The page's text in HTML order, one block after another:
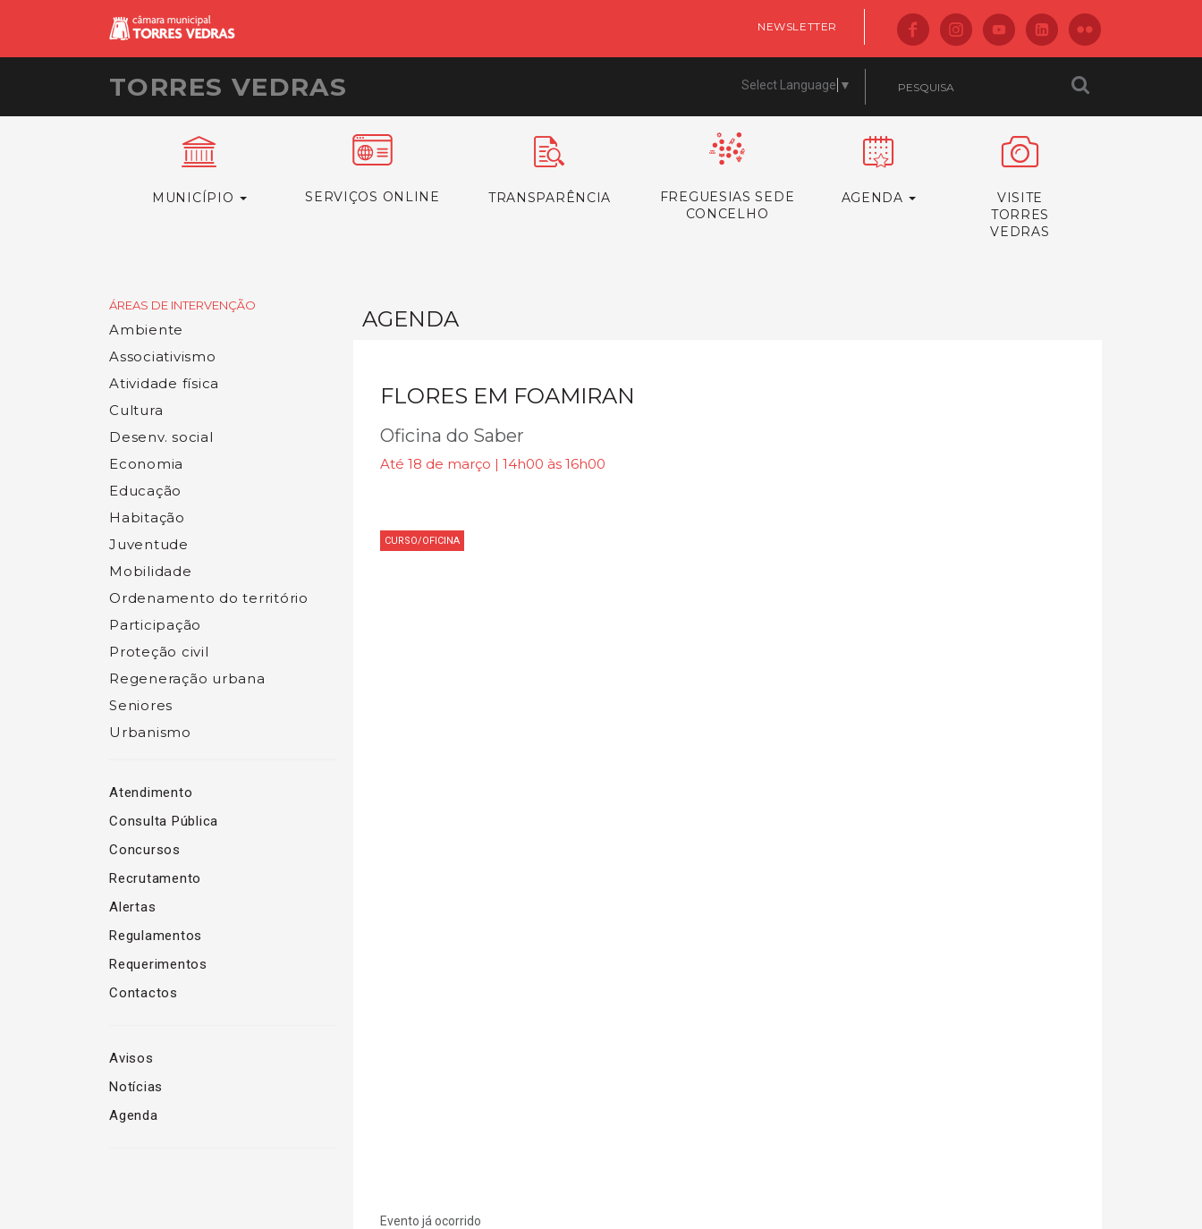
NEWSLETTER
TORRES VEDRAS Select Language ▼
MUNICÍPIO SERVIÇOS ONLINE TRANSPARÊNCIA
FREGUESIAS SEDE
CONCELHO
AGENDA
VISITE
TORRES
VEDRAS
ÁREAS DE INTERVENÇÃO
Ambiente
Associativismo
Atividade física
Cultura
Desenv. social
Economia
Educação
Habitação
Juventude
Mobilidade
Ordenamento do território
Participação
Proteção civil
Regeneração urbana
Seniores
Urbanismo
Atendimento
Consulta Pública
Concursos
Recrutamento
Alertas
Regulamentos
Requerimentos
Contactos
Avisos
Notícias
Agenda
AGENDA
FLORES EM FOAMIRAN
Oficina do Saber
Até 18 de março | 14h00 às 16h00
CURSO/OFICINA
Evento já ocorrido